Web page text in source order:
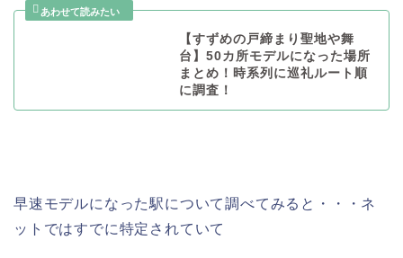
【すずめの戸締まり聖地や舞
台】50カ所モデルになった場所
まとめ！時系列に巡礼ルート順
に調査！
早速モデルになった駅について調べてみると・・・ネ
ットではすでに特定されていて